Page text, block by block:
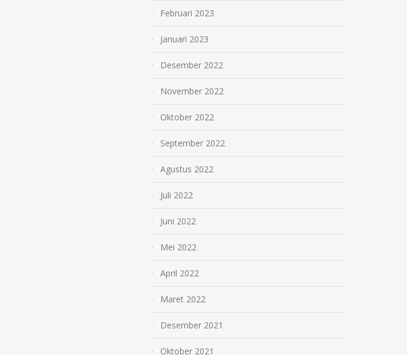
Februari 2023
Januari 2023
Desember 2022
November 2022
Oktober 2022
September 2022
Agustus 2022
Juli 2022
Juni 2022
Mei 2022
April 2022
Maret 2022
Desember 2021
Oktober 2021